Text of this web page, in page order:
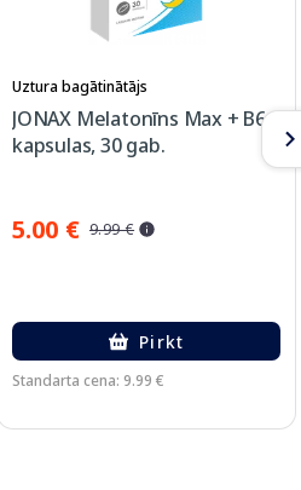
Uztura bagātinātājs
JONAX Melatonīns Max + B6
kapsulas, 30 gab.
5.00 € 9.99 €
Pirkt
Standarta cena: 9.99 €